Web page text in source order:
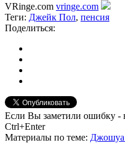
VRinge.com vringe.com
Теги: Джейк Пол, пенсия
Поделиться:
Если Вы заметили ошибку
Ctrl+Enter
Материалы по теме: